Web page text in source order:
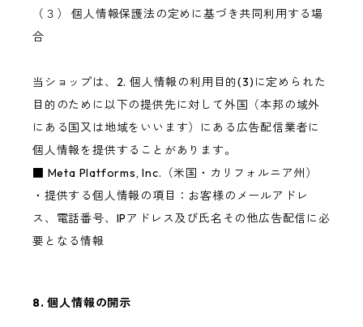
（３） 個人情報保護法の定めに基づき共同利用する場
合
当ショップは、2. 個人情報の利用目的(3)に定められた
目的のために以下の提供先に対して外国（本邦の域外
にある国又は地域をいいます）にある広告配信業者に
個人情報を提供することがあります。
■ Meta Platforms, Inc.（米国・カリフォルニア州）
・提供する個人情報の項目：お客様のメールアドレ
ス、電話番号、IPアドレス及び氏名その他広告配信に必
要となる情報
8. 個人情報の開示